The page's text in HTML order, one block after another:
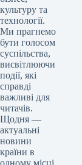
культуру та
технології.
Ми прагнемо
бути голосом
суспільства,
висвітлюючи
події, які
справді
важливі для
читачів.
Щодня —
актуальні
новини
країни в